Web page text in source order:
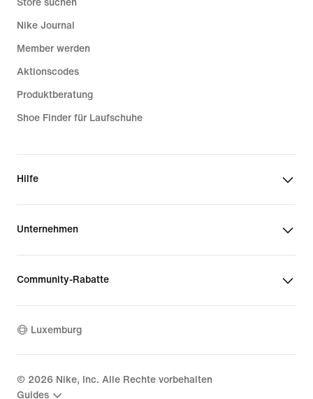
Store suchen
Nike Journal
Member werden
Aktionscodes
Produktberatung
Shoe Finder für Laufschuhe
Hilfe
Unternehmen
Community-Rabatte
Luxemburg
© 2026 Nike, Inc. Alle Rechte vorbehalten
Guides